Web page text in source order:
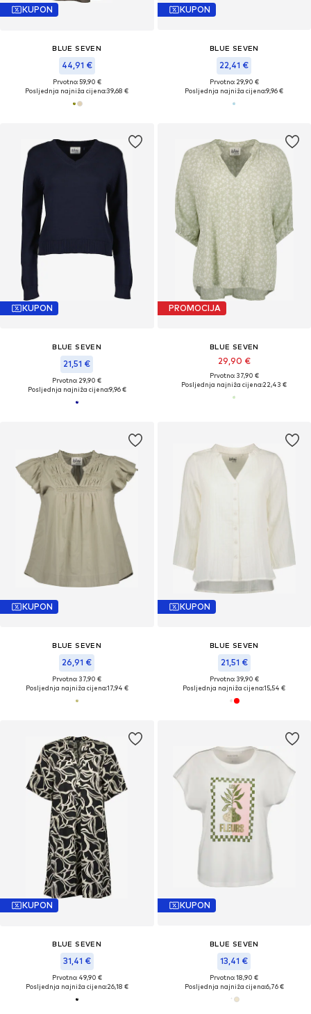
KUPON
BLUE SEVEN
44,91 €
Prvotno: 59,90 €
Posljednja najniža cijena:39,68 €
KUPON
BLUE SEVEN
22,41 €
Prvotno: 29,90 €
Posljednja najniža cijena:9,96 €
KUPON
BLUE SEVEN
21,51 €
Prvotno: 29,90 €
Posljednja najniža cijena:9,96 €
PROMOCIJA
BLUE SEVEN
29,90 €
Prvotno: 37,90 €
Posljednja najniža cijena:22,43 €
KUPON
BLUE SEVEN
26,91 €
Prvotno: 37,90 €
Posljednja najniža cijena:17,94 €
KUPON
BLUE SEVEN
21,51 €
Prvotno: 39,90 €
Posljednja najniža cijena:15,54 €
KUPON
BLUE SEVEN
31,41 €
Prvotno: 49,90 €
Posljednja najniža cijena:26,18 €
KUPON
BLUE SEVEN
13,41 €
Prvotno: 18,90 €
Posljednja najniža cijena:6,76 €